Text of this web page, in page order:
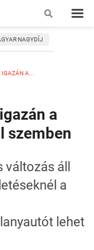
NAGYDÍJ
A...
a
szemben
áll
a
lehet